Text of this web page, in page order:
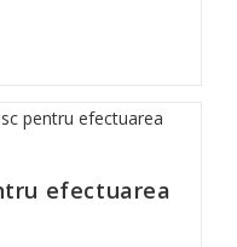
efectuarea